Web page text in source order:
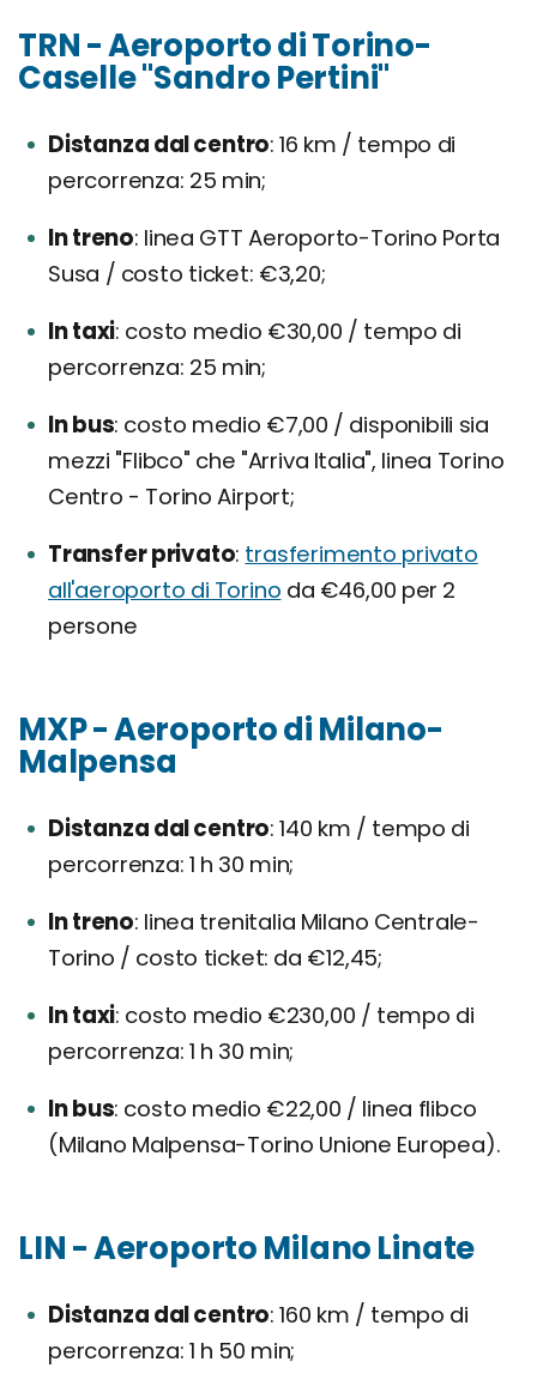
TRN - Aeroporto di Torino-
Caselle "Sandro Pertini"
Distanza dal centro 16 km / tempo di
percorrenza: 25 min;
In treno linea GTT Aeroporto-Torino Porta
Susa / costo ticket: €3,20;
In taxi costo medio €30,00 / tempo di
percorrenza: 25 min;
In bus costo medio €7,00 / disponibili sia
mezzi "Flibco" che "Arriva Italia", linea Torino
Centro - Torino Airport;
Transfer privato trasferimento privato
all'aeroporto di Torino da €46,00 per 2
persone
MXP - Aeroporto di Milano-
Malpensa
Distanza dal centro 140 km / tempo di
percorrenza: 1 h 30 min;
In treno linea trenitalia Milano Centrale-
Torino / costo ticket: da €12,45;
In taxi costo medio €230,00 / tempo di
percorrenza: 1 h 30 min;
In bus costo medio €22,00 / linea flibco
(Milano Malpensa-Torino Unione Europea).
LIN - Aeroporto Milano Linate
Distanza dal centro 160 km / tempo di
percorrenza: 1 h 50 min;